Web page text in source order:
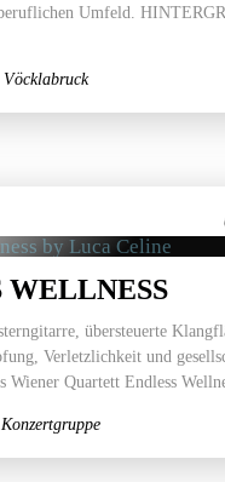
Umfeld.
WELLNESS
übersteuerte
Verletzlichkeit und
Wiener Quartett Endless